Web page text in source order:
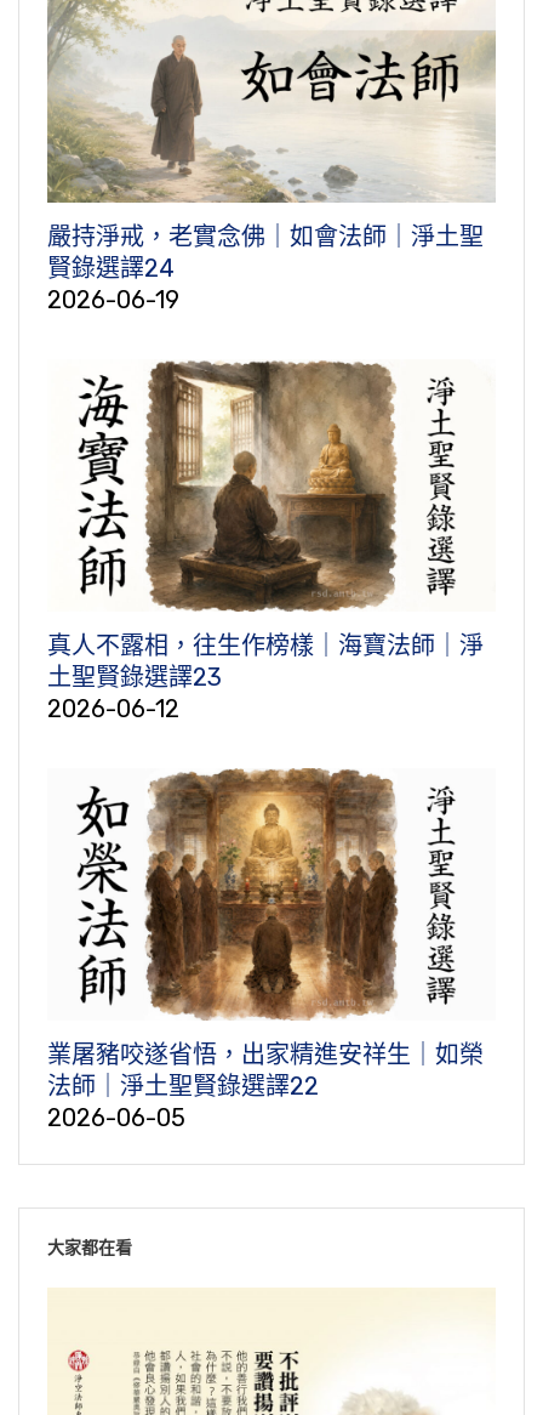
嚴持淨戒，老實念佛｜如會法師｜淨土聖
賢錄選譯24
2026-06-19
真人不露相，往生作榜樣｜海寶法師｜淨
土聖賢錄選譯23
2026-06-12
業屠豬咬遂省悟，出家精進安祥生｜如榮
法師｜淨土聖賢錄選譯22
2026-06-05
大家都在看